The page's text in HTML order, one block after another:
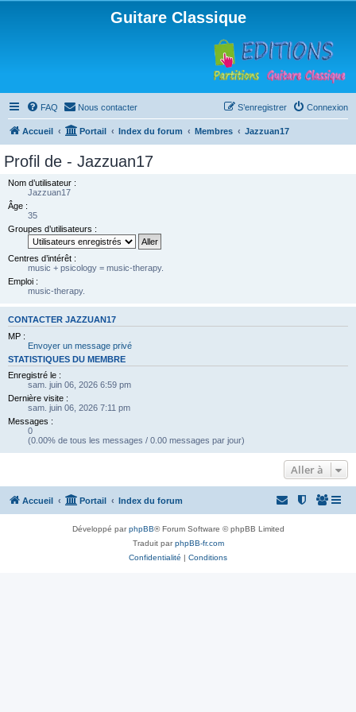
Guitare Classique
FAQ Nous contacter Connexion
S’enregistrer
Accueil Portail Index du forum Membres Jazzuan17
Profil de - Jazzuan17
Nom d’utilisateur :
Jazzuan17
Âge :
35
Groupes d’utilisateurs :
Centres d’intérêt :
music + psicology = music-therapy.
Emploi :
music-therapy.
CONTACTER JAZZUAN17
MP :
Envoyer un message privé
STATISTIQUES DU MEMBRE
Enregistré le :
sam. juin 06, 2026 6:59 pm
Dernière visite :
sam. juin 06, 2026 7:11 pm
Messages :
0
(0.00% de tous les messages / 0.00 messages par jour)
Aller à
Accueil Portail Index du forum
Développé parphpBB® Forum Software © phpBB Limited
Traduit parphpBB-fr.com
Confidentialité | Conditions